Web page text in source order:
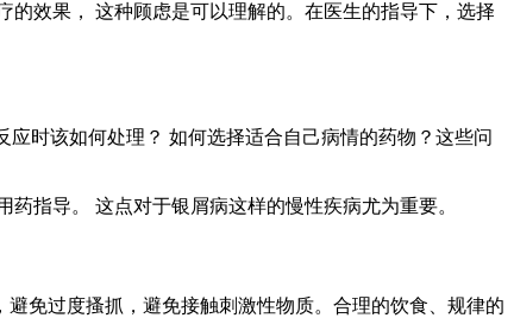
效果， 这种顾虑是可以理解的。在医生的指导下，选择
时该如何处理？ 如何选择适合自己病情的药物？这些问
指导。 这点对于银屑病这样的慢性疾病尤为重要。
免过度搔抓，避免接触刺激性物质。合理的饮食、规律的